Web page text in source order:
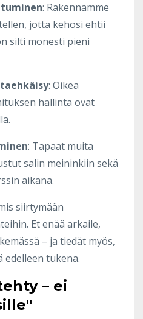
: Rakennamme
jotta kehosi ehtii
silti monesti pieni
: Oikea
hallinta ovat
: Tapaat muita
salin meininkiin sekä
aikana.
siirtymään
Et enää arkaile,
– ja tiedät myös,
edelleen tukena.
– ei